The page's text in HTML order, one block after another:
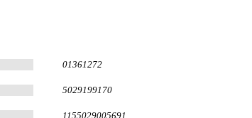
01361272
5029199170
1155029005691